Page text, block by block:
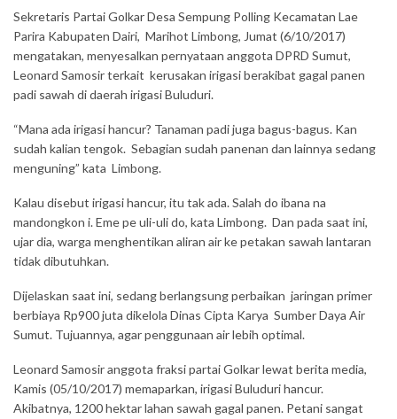
Sekretaris Partai Golkar Desa Sempung Polling Kecamatan Lae
Parira Kabupaten Dairi, Marihot Limbong, Jumat (6/10/2017)
mengatakan, menyesalkan pernyataan anggota DPRD Sumut,
Leonard Samosir terkait kerusakan irigasi berakibat gagal panen
padi sawah di daerah irigasi Buluduri.
“Mana ada irigasi hancur? Tanaman padi juga bagus-bagus. Kan
sudah kalian tengok. Sebagian sudah panenan dan lainnya sedang
menguning” kata Limbong.
Kalau disebut irigasi hancur, itu tak ada. Salah do ibana na
mandongkon i. Eme pe uli-uli do, kata Limbong. Dan pada saat ini,
ujar dia, warga menghentikan aliran air ke petakan sawah lantaran
tidak dibutuhkan.
Dijelaskan saat ini, sedang berlangsung perbaikan jaringan primer
berbiaya Rp900 juta dikelola Dinas Cipta Karya Sumber Daya Air
Sumut. Tujuannya, agar penggunaan air lebih optimal.
Leonard Samosir anggota fraksi partai Golkar lewat berita media,
Kamis (05/10/2017) memaparkan, irigasi Buluduri hancur.
Akibatnya, 1200 hektar lahan sawah gagal panen. Petani sangat